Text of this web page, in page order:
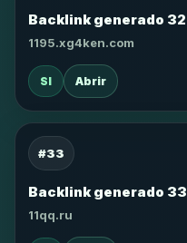
Backlink generado 32
1195.xg4ken.com
SI Abrir
#33
Backlink generado 33
11qq.ru